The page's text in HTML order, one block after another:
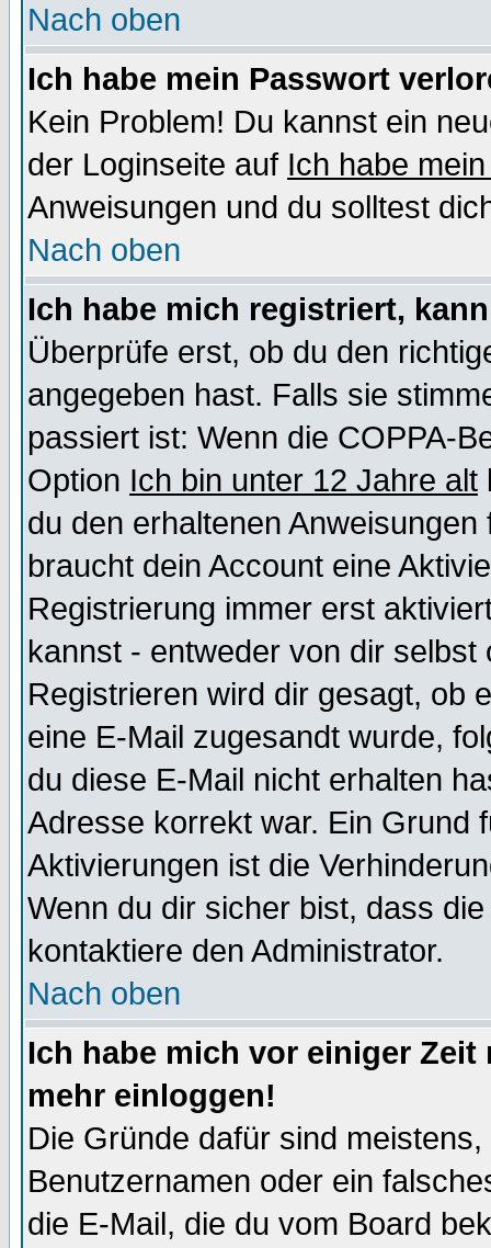
Nach oben
Ich habe mein Passwort
Kein Problem! Du kannst ein
der Loginseite auf Ich habe
Anweisungen und du solltest
Nach oben
Ich habe mich registriert,
Überprüfe erst, ob du den
angegeben hast. Falls sie
passiert ist: Wenn die COPPA-
Option Ich bin unter 12 Jahre alt
du den erhaltenen
braucht dein Account eine
Registrierung immer erst
kannst - entweder von dir selbst
Registrieren wird dir gesagt, ob
eine E-Mail zugesandt wurde,
du diese E-Mail nicht erhalten
Adresse korrekt war. Ein Grund
Aktivierungen ist die
Wenn du dir sicher bist, dass
kontaktiere den Administrator.
Nach oben
Ich habe mich vor einiger
mehr einloggen!
Die Gründe dafür sind
Benutzernamen oder ein
die E-Mail, die du vom Board